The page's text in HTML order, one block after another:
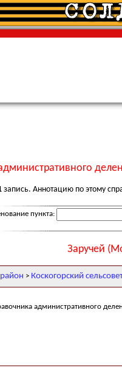
запись. Аннотацию по этому
пункта:
Заручей
> Коскогорский
административного